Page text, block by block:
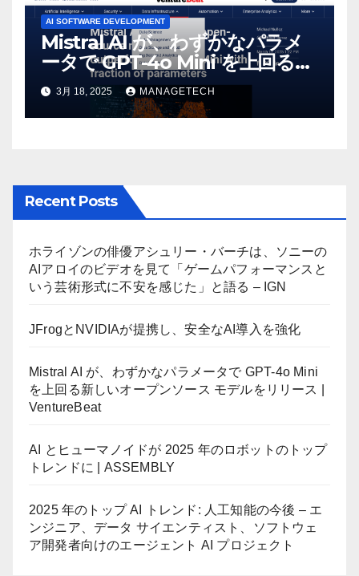
AI SOFTWARE DEVELOPMENT
Mistral AI が、わずかなパラメ
ータで GPT-4o Mini を上回る新
しいオープンソース モデルをリ
リース | VentureBeat
3月 18, 2025 MANAGETECH
Recent Posts
ホライゾンの俳優アシュリー・バーチは、ソニーの
AIアロイのビデオを見て「ゲームパフォーマンスと
いう芸術形式に不安を感じた」と語る – IGN
JFrogとNVIDIAが提携し、安全なAI導入を強化
Mistral AI が、わずかなパラメータで GPT-4o Mini
を上回る新しいオープンソース モデルをリリース |
VentureBeat
AI とヒューマノイドが 2025 年のロボットのトップ
トレンドに | ASSEMBLY
2025 年のトップ AI トレンド: 人工知能の今後 – エ
ンジニア、データ サイエンティスト、ソフトウェ
ア開発者向けのエージェント AI プロジェクト